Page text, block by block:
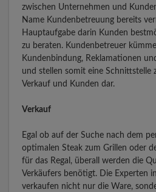
zwischen Unternehmen und
Name Kundenbetreuung bereits
Hauptaufgabe darin Kunden
zu beraten. Kundenbetreuer
Kundenbindung, Reklamationen
und stellen somit eine Schnittstelle
Verkauf und Kunden dar.
Verkauf
Egal ob auf der Suche nach dem
optimalen Steak zum Grillen oder
für das Regal, überall werden die
Verkäufers benötigt. Die Experten
verkaufen nicht nur die Ware,